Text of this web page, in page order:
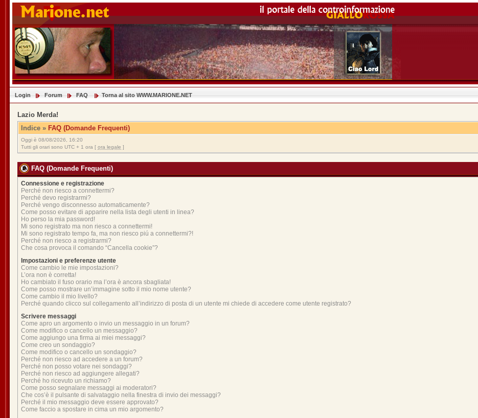
Login Forum FAQ Torna al sito WWW.MARIONE.NET
Lazio Merda!
Indice » FAQ (Domande Frequenti)
Oggi è 08/08/2026, 16:20
Tutti gli orari sono UTC + 1 ora [ ora legale ]
FAQ (Domande Frequenti)
Connessione e registrazione
Perché non riesco a connettermi?
Perché devo registrarmi?
Perché vengo disconnesso automaticamente?
Come posso evitare di apparire nella lista degli utenti in linea?
Ho perso la mia password!
Mi sono registrato ma non riesco a connettermi!
Mi sono registrato tempo fa, ma non riesco piú a connettermi?!
Perché non riesco a registrarmi?
Che cosa provoca il comando “Cancella cookie”?
Impostazioni e preferenze utente
Come cambio le mie impostazioni?
L’ora non è corretta!
Ho cambiato il fuso orario ma l’ora è ancora sbagliata!
Come posso mostrare un’immagine sotto il mio nome utente?
Come cambio il mio livello?
Perché quando clicco sul collegamento all’indirizzo di posta di un utente mi chiede di accedere come utente registrato?
Scrivere messaggi
Come apro un argomento o invio un messaggio in un forum?
Come modifico o cancello un messaggio?
Come aggiungo una firma ai miei messaggi?
Come creo un sondaggio?
Come modifico o cancello un sondaggio?
Perché non riesco ad accedere a un forum?
Perché non posso votare nei sondaggi?
Perché non riesco ad aggiungere allegati?
Perché ho ricevuto un richiamo?
Come posso segnalare messaggi ai moderatori?
Che cos’è il pulsante di salvataggio nella finestra di invio dei messaggi?
Perché il mio messaggio deve essere approvato?
Come faccio a spostare in cima un mio argomento?